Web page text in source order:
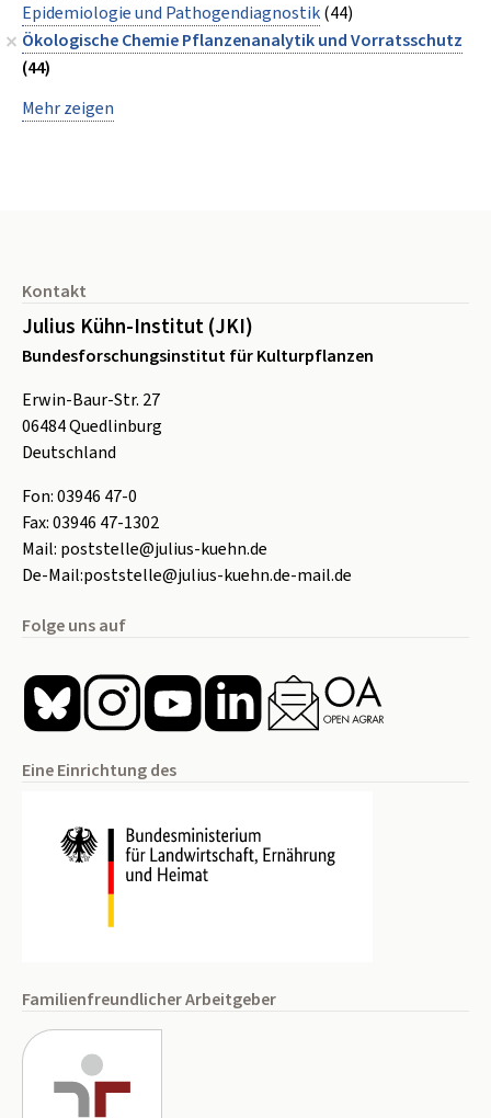
Epidemiologie und Pathogendiagnostik(44)
Ökologische Chemie Pflanzenanalytik und Vorratsschutz
(44)
Mehr zeigen
Kontakt
Julius Kühn-Institut (JKI)
Bundesforschungsinstitut für Kulturpflanzen
Erwin-Baur-Str. 27
06484Quedlinburg
Deutschland
Fon:03946 47-0
Fax:03946 47-1302
Mail: poststelle@julius-kuehn.de
De-Mail:poststelle@julius-kuehn.de-mail.de
Folge uns auf
Eine Einrichtung des
Familienfreundlicher Arbeitgeber